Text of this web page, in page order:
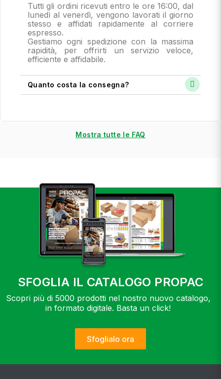
Tutti gli ordini ricevuti entro le ore 16:00, dal
lunedì al venerdì, vengono lavorati il giorno
stesso e affidati rapidamente al corriere
espresso.
Gestiamo ogni spedizione con la massima
rapidità, per offrirti un servizio veloce,
efficiente e affidabile.
Quanto costa la consegna?
Mostra tutte le FAQ
SFOGLIA IL CATALOGO PROPAC
Scopri più di 5000 prodotti nel nostro nuovo catalogo,
in formato digitale. Basta un click!
Sfoglialo ora